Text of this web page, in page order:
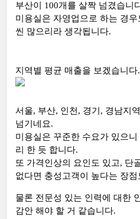
부산이 100개를 살짝 넘겼습니
미용실은 자영업으로 하는 경
씬 많으리라 생각됩니다.
지역별 평균 매출을 보겠습니다.
서울, 부산, 인천, 경기, 경남지
넘기네요.
미용실은 꾸준한 수요가 있으
리 한 듯 합니다.
또 가격인상의 요인도 있고, 단
없다면 충성고객이 높다는 장점
물론 전문성 있는 인력에 대한
감안 해야 할 거 같습니다.